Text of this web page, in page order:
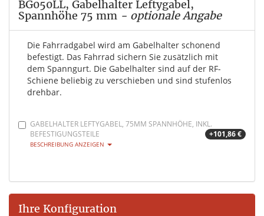
BG050LL, Gabelhalter Leftygabel,
Spannhöhe 75 mm - optionale Angabe
Die Fahrradgabel wird am Gabelhalter schonend
befestigt. Das Fahrrad sichern Sie zusätzlich mit
dem Spanngurt. Die Gabelhalter sind auf der RF-
Schiene beliebig zu verschieben und sind stufenlos
drehbar.
GABELHALTER LEFTYGABEL, 75MM SPANNHÖHE, INKL.
BEFESTIGUNGSTEILE
+101,86 €
BESCHREIBUNG ANZEIGEN
Ihre Konfiguration